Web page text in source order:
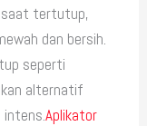
saat tertutup,
dan bersih.
seperti
alternatif
intens.Aplikator